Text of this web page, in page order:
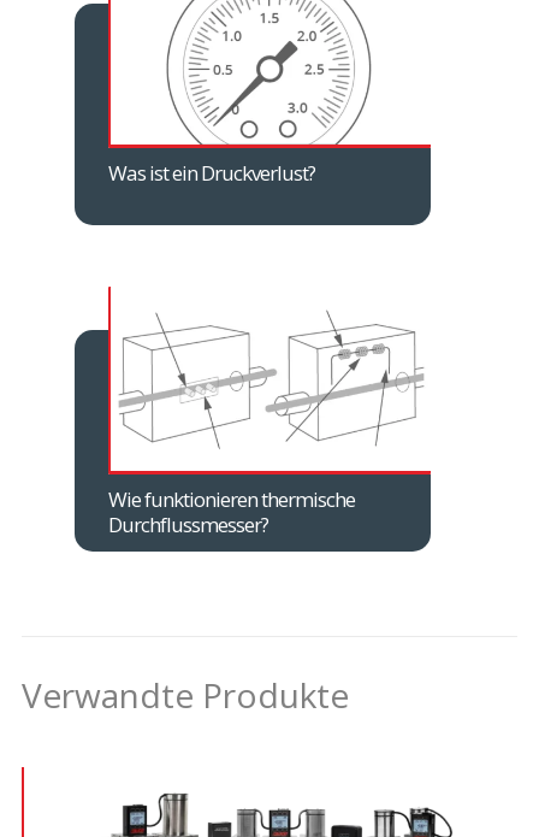
Was ist ein Druckverlust?
Wie funktionieren thermische
Durchflussmesser?
Verwandte Produkte